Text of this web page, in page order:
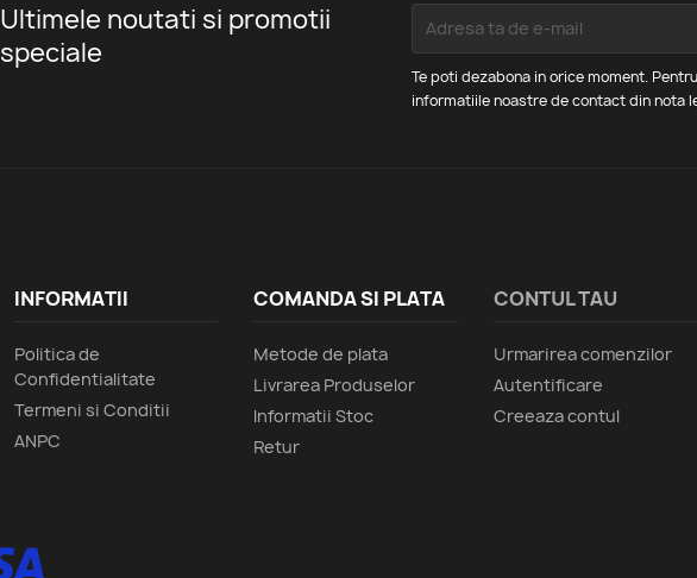
Ultimele noutati si promotii
speciale
Te poti dezabona in orice moment.
informatiile noastre de contact din nota
INFORMATII
Politica de
Confidentialitate
Termeni si Conditii
ANPC
COMANDA SI PLATA
Metode de plata
Livrarea Produselor
Informatii Stoc
Retur
CONTUL TAU
Urmarirea comenzilor
Autentificare
Creeaza contul